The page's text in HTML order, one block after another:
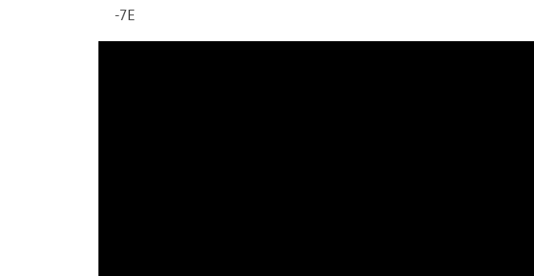
-7E